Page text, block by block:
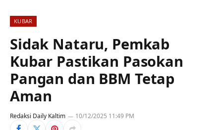
KUBAR
Sidak Nataru, Pemkab
Kubar Pastikan Pasokan
Pangan dan BBM Tetap
Aman
Redaksi Daily Kaltim 10/12/2025 11:49 PM